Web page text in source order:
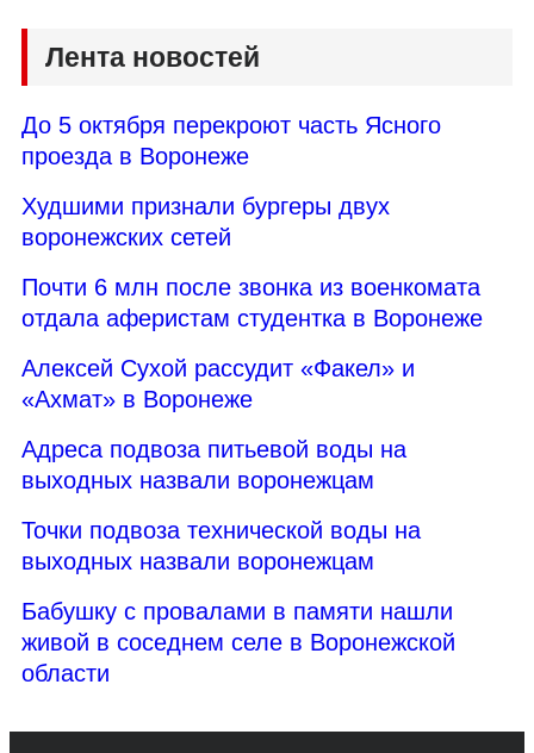
Лента новостей
До 5 октября перекроют часть Ясного
проезда в Воронеже
Худшими признали бургеры двух
воронежских сетей
Почти 6 млн после звонка из военкомата
отдала аферистам студентка в Воронеже
Алексей Сухой рассудит «Факел» и
«Ахмат» в Воронеже
Адреса подвоза питьевой воды на
выходных назвали воронежцам
Точки подвоза технической воды на
выходных назвали воронежцам
Бабушку с провалами в памяти нашли
живой в соседнем селе в Воронежской
области